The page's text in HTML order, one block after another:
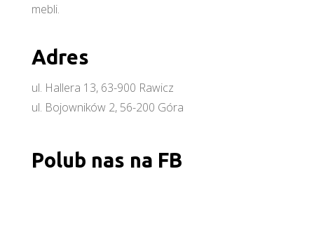
mebli.
Adres
ul. Hallera 13, 63-900 Rawicz
ul. Bojowników 2, 56-200 Góra
Polub nas na FB